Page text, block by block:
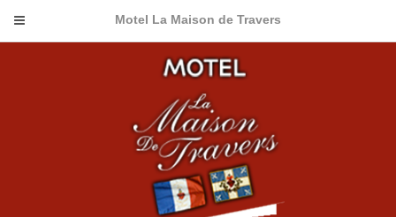
Motel La Maison de Travers